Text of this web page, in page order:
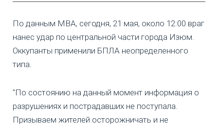
По данным МВА, сегодня, 21 мая, около 12:00 враг
нанес удар по центральной части города Изюм.
Оккупанты применили БПЛА неопределенного
типа.
"По состоянию на данный момент информация о
разрушениях и пострадавших не поступала.
Призываем жителей осторожничать и не